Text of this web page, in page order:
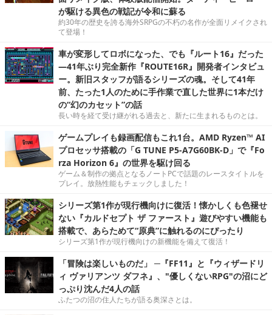
が駆ける異色の戦記が令和に蘇る
約30年の歴史を誇る海外SRPGの不朽の名作が全面リメイクされ
て登場！
車が変形してロボになった、でも『ルート16』だった
―41年ぶり完全新作『ROUTE16R』開発者インタビュ
ー。新旧スタッフが語るシリーズの魂。そして41年
前、たった1人のために手作業で直した世界に1本だけ
の“幻のカセット”の話
長い時を経て受け継がれる過去と、新たに生まれるものとは。
ゲームプレイも録画配信もこれ1台。AMD Ryzen™ AI
プロセッサ搭載の「G TUNE P5-A7G60BK-D」で『Fo
rza Horizon 6』の世界を駆け回る
ゲーム＆制作の拠点となるノートPCで話題のレースタイトルを
プレイ。放熱性能もチェックしました！
シリーズ第1作が現行機向けに復活！懐かしくも色褪せ
ない『カルドセプト ザ ファースト』遊びやすい機能も
搭載で、あらためて“原典”に触れるのにぴったり
シリーズ第1作が現行機向けの新機能を備えて復活！
「冒険は楽しいものだ」 ─『FF11』と『ウィザードリ
ィ ヴァリアンツ ダフネ』、"優しくないRPG"の沼にど
っぷり沈んだ4人の話
ふたつの沼の住人たちが語る奥深さとは。